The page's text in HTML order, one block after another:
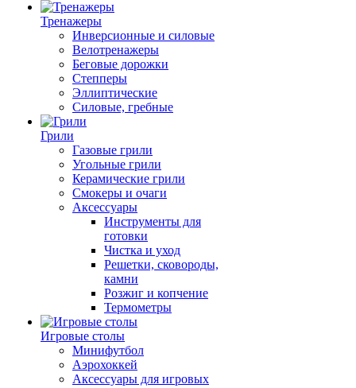
Тренажеры
Инверсионные и силовые
Велотренажеры
Беговые дорожки
Степперы
Эллиптические
Силовые, гребные
Грили
Газовые грили
Угольные грили
Керамические грили
Смокеры и очаги
Аксессуары
Инструменты для
готовки
Чистка и уход
Решетки, сковороды,
камни
Розжиг и копчение
Термометры
Игровые столы
Минифутбол
Аэрохоккей
Аксессуары для игровых